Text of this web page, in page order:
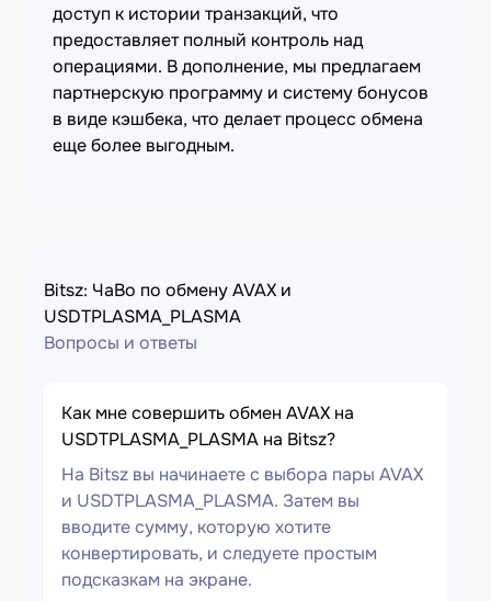
доступ к истории транзакций, что
предоставляет полный контроль над
операциями. В дополнение, мы предлагаем
партнерскую программу и систему бонусов
в виде кэшбека, что делает процесс обмена
еще более выгодным.
Bitsz: ЧаВо по обмену AVAX и
USDTPLASMA_PLASMA
Вопросы и ответы
Как мне совершить обмен AVAX на
USDTPLASMA_PLASMA на Bitsz?
На Bitsz вы начинаете с выбора пары AVAX
и USDTPLASMA_PLASMA. Затем вы
вводите сумму, которую хотите
конвертировать, и следуете простым
подсказкам на экране.